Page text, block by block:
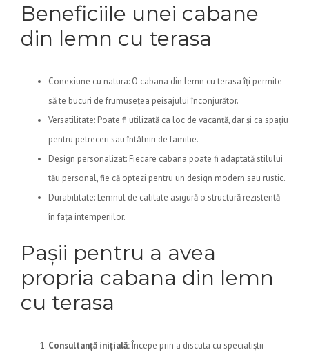
Beneficiile unei cabane
din lemn cu terasa
Conexiune cu natura: O cabana din lemn cu terasa îți permite
să te bucuri de frumusețea peisajului înconjurător.
Versatilitate: Poate fi utilizată ca loc de vacanță, dar și ca spațiu
pentru petreceri sau întâlniri de familie.
Design personalizat: Fiecare cabana poate fi adaptată stilului
tău personal, fie că optezi pentru un design modern sau rustic.
Durabilitate: Lemnul de calitate asigură o structură rezistentă
în fața intemperiilor.
Pașii pentru a avea
propria cabana din lemn
cu terasa
Consultanță inițială:Începe prin a discuta cu specialiștii